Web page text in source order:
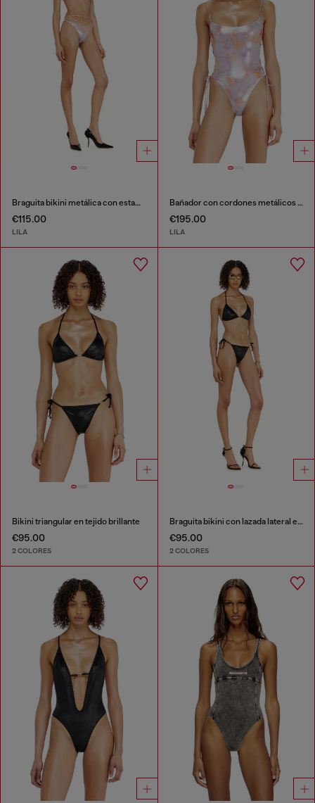
Braguita bikini metálica con estampado floral
€115.00
LILA
Bañador con cordones metálicos y estampado floral
€195.00
LILA
Bikini triangular en tejido brillante
€95.00
2 COLORES
Braguita bikini con lazada lateral en tejido brillante
€95.00
2 COLORES